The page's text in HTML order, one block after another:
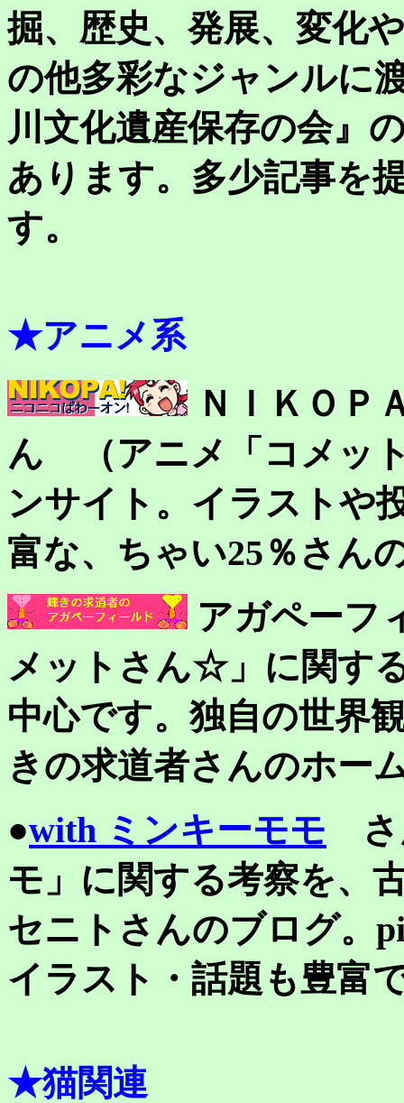
掘、歴史、発展、変化
の他多彩なジャンルに
川文化遺産保存の会』
あります。多少記事を
す。
★アニメ系
ＮＩＫＯＰ
ん （アニメ「コメッ
ンサイト。イラストや
富な、ちゃい25％さん
アガペーフ
メットさん☆」に関す
中心です。独自の世界
きの求道者さんのホー
●with ミンキーモモ さ
モ」に関する考察を、
セニトさんのブログ。
イラスト・話題も豊富
★猫関連